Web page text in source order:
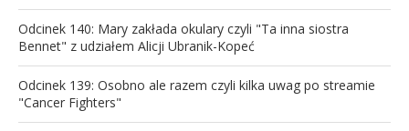
Odcinek 140: Mary zakłada okulary czyli "Ta inna siostra
Bennet" z udziałem Alicji Ubranik-Kopeć
Odcinek 139: Osobno ale razem czyli kilka uwag po streamie
"Cancer Fighters"